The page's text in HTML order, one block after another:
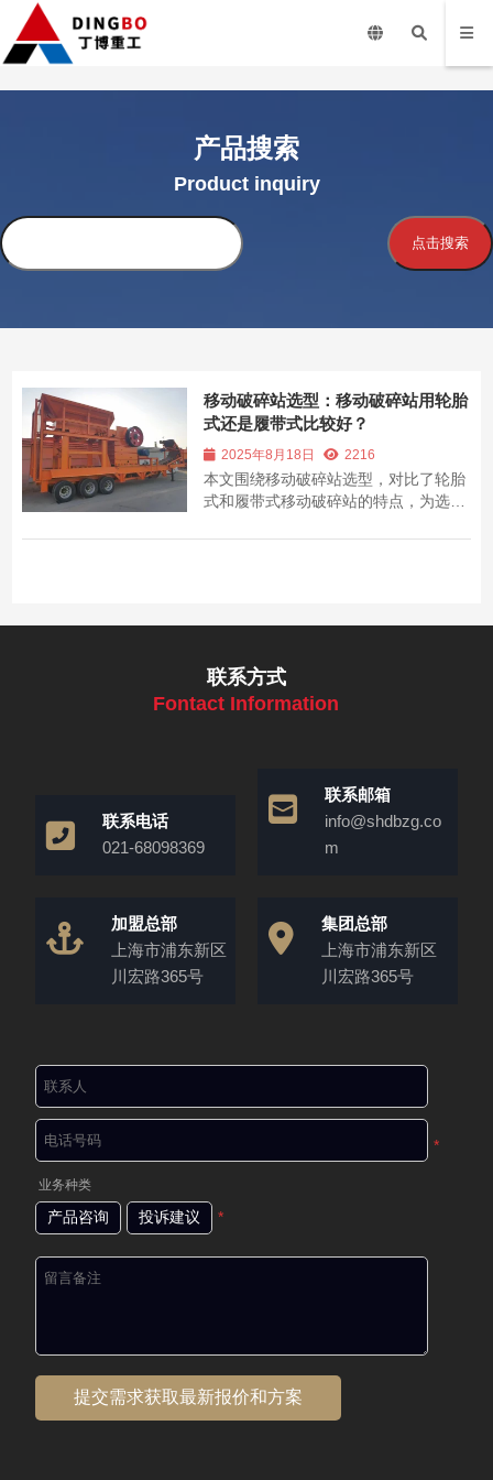
产品搜索
Product inquiry
点击搜索
移动破碎站选型：移动破碎站用轮胎
式还是履带式比较好？
2025年8月18日 2216
本文围绕移动破碎站选型，对比了轮胎
式和履带式移动破碎站的特点，为选择
联系方式
Fontact Information
联系电话
021-68098369
联系邮箱
info@shdbzg.co
m
加盟总部
上海市浦东新区
川宏路365号
集团总部
上海市浦东新区
川宏路365号
*
业务种类
产品咨询 投诉建议 *